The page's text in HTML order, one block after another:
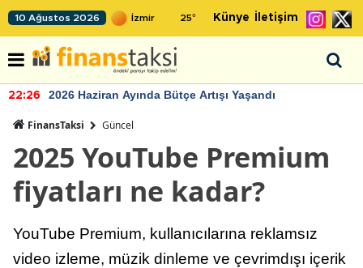
10 Ağustos 2026 25° Künye İletişim
22:26 2026 Haziran Ayında Bütçe Artışı Yaşandı
FinansTaksi Güncel
2025 YouTube Premium
fiyatları ne kadar?
YouTube Premium, kullanıcılarına reklamsız
video izleme, müzik dinleme ve çevrimdışı içerik